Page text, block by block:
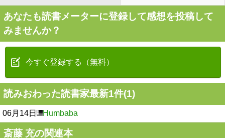
あなたも読書メーターに登録して感想を投稿して
みませんか？
今すぐ登録する（無料）
読みおわった読書家最新1件(1)
06月14日 Humbaba
斎藤 充の関連本